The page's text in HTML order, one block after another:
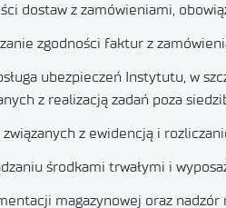
dostaw z zamówieniami,
zgodności faktur z
ubezpieczeń Instytutu, w
z realizacją zadań poza
z ewidencją i
środkami trwałymi i
magazynowej oraz